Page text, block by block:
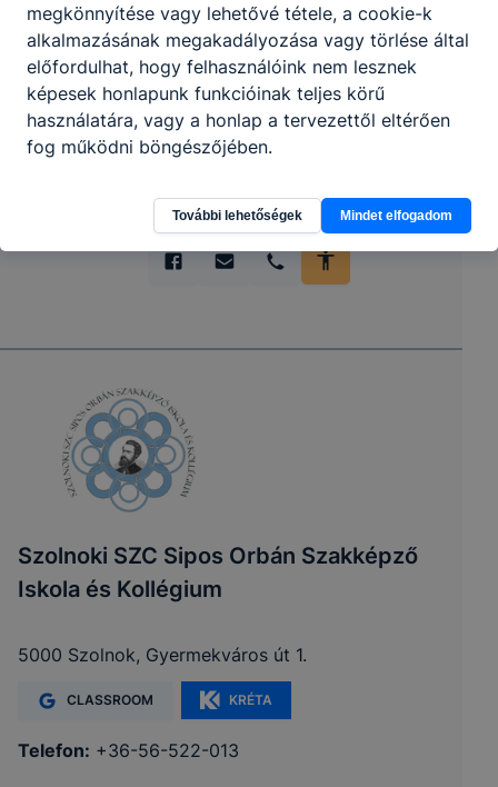
Szolnoki SZC Sipos Orbán Szakképző
Iskola és Kollégium
5000 Szolnok, Gyermekváros út 1.
CLASSROOM KRÉTA
Telefon: +36-56-522-013
megkönnyítése vagy lehetővé tétele, a cookie-k
alkalmazásának megakadályozása vagy törlése által
előfordulhat, hogy felhasználóink nem lesznek
képesek honlapunk funkcióinak teljes körű
használatára, vagy a honlap a tervezettől eltérően
fog működni böngészőjében.
További lehetőségek Mindet elfogadom